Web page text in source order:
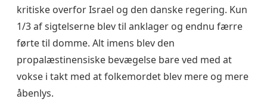
kritiske overfor Israel og den danske regering. Kun
1/3 af sigtelserne blev til anklager og endnu færre
førte til domme. Alt imens blev den
propalæstinensiske bevægelse bare ved med at
vokse i takt med at folkemordet blev mere og mere
åbenlys.